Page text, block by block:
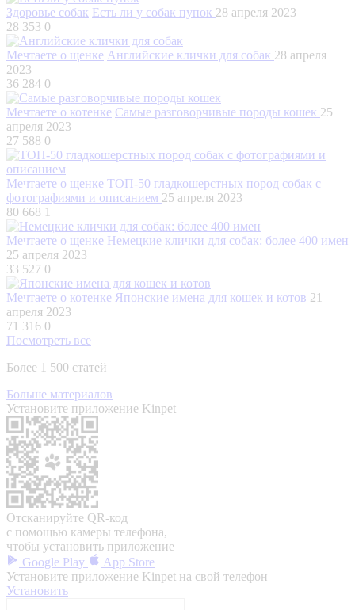
Здоровье собак Есть ли у собак пупок 28 апреля 2023
28 353 0
Мечтаете о щенке Английские клички для собак 28 апреля
2023
36 284 0
Мечтаете о котенке Самые разговорчивые породы кошек 25
апреля 2023
27 588 0
Мечтаете о щенке ТОП-50 гладкошерстных пород собак с
фотографиями и описанием 25 апреля 2023
80 668 1
Мечтаете о щенке Немецкие клички для собак: более 400 имен
25 апреля 2023
33 527 0
Мечтаете о котенке Японские имена для кошек и котов 21
апреля 2023
71 316 0
Посмотреть все
Более 1 500 статей
Больше материалов
Установите приложение Kinpet
Отсканируйте QR-код
с помощью камеры телефона,
чтобы установить приложение
Google Play
App Store
Установите приложение Kinpet на свой телефон
Установить